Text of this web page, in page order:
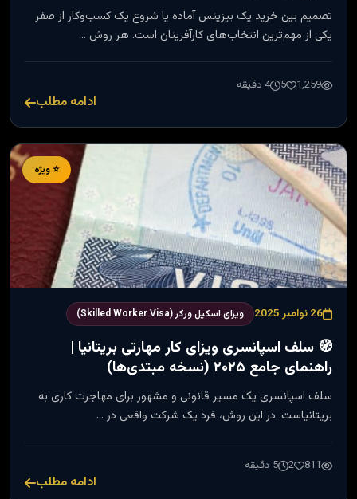
تصمیم بین خرید یک بیزینس آماده یا شروع یک کسب‌وکار از صفر
یکی از مهم‌ترین انتخاب‌های کارآفرینان است. هر روش …
1,259
5 4 دقیقه
ادامه مطلب
⭐ ویژه
26 نوامبر 2025 ویزای اسکیل ورکر (Skilled Worker Visa)
🧭 سلف اسپانسری ویزای کار مهارتی بریتانیا |
راهنمای جامع ۲۰۲۵ (نسخه مبتدی‌ها)
سلف اسپانسری یک مسیر قانونی و مشهور برای مهاجرت کاری به
بریتانیاست. در این روش، فرد یک شرکت واقعی در …
811
2 5 دقیقه
ادامه مطلب